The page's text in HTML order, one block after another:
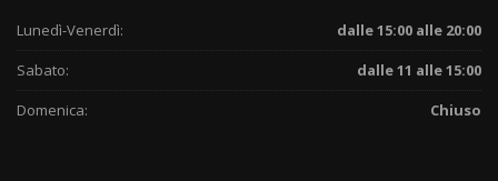
Lunedì-Venerdì:
dalle 15:00 alle 20:00
Sabato:
dalle 11 alle 15:00
Domenica:
Chiuso